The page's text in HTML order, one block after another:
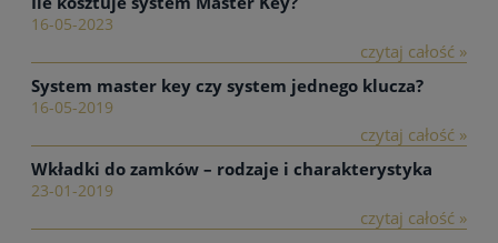
16-05-2023
czytaj całość »
System master key czy system jednego klucza?
16-05-2019
czytaj całość »
Wkładki do zamków – rodzaje i charakterystyka
23-01-2019
czytaj całość »